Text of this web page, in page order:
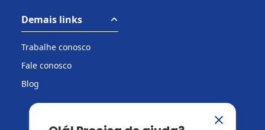
Demais links
Trabalhe conosco
Fale conosco
Blog